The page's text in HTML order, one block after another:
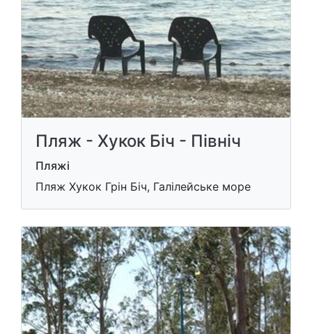
Пляж - Хукок Біч - Північ
Пляжі
Пляж Хукок Грін Біч, Галілейське море